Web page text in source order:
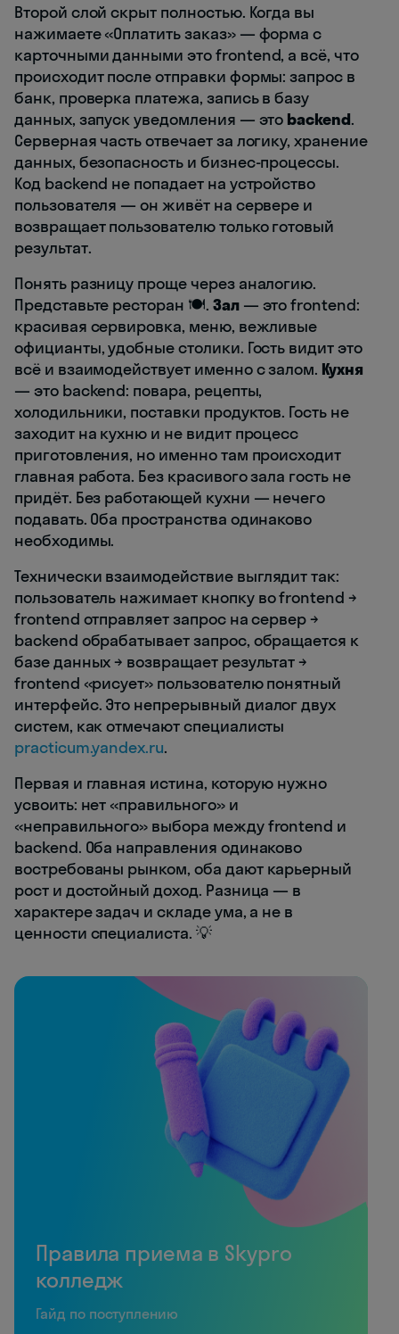
Второй слой скрыт полностью. Когда вы
нажимаете «Оплатить заказ» — форма с
карточными данными это frontend, а всё, что
происходит после отправки формы: запрос в
банк, проверка платежа, запись в базу
данных, запуск уведомления — это backend.
Серверная часть отвечает за логику, хранение
данных, безопасность и бизнес-процессы.
Код backend не попадает на устройство
пользователя — он живёт на сервере и
возвращает пользователю только готовый
результат.
Понять разницу проще через аналогию.
Представьте ресторан 🍽️. Зал— это frontend:
красивая сервировка, меню, вежливые
официанты, удобные столики. Гость видит это
всё и взаимодействует именно с залом. Кухня
— это backend: повара, рецепты,
холодильники, поставки продуктов. Гость не
заходит на кухню и не видит процесс
приготовления, но именно там происходит
главная работа. Без красивого зала гость не
придёт. Без работающей кухни — нечего
подавать. Оба пространства одинаково
необходимы.
Технически взаимодействие выглядит так:
пользователь нажимает кнопку во frontend →
frontend отправляет запрос на сервер →
backend обрабатывает запрос, обращается к
базе данных → возвращает результат →
frontend «рисует» пользователю понятный
интерфейс. Это непрерывный диалог двух
систем, как отмечают специалисты
practicum.yandex.ru.
Первая и главная истина, которую нужно
усвоить: нет «правильного» и
«неправильного» выбора между frontend и
backend. Оба направления одинаково
востребованы рынком, оба дают карьерный
рост и достойный доход. Разница — в
характере задач и складе ума, а не в
ценности специалиста. 💡
Правила приема в Skypro
колледж
Гайд по поступлению